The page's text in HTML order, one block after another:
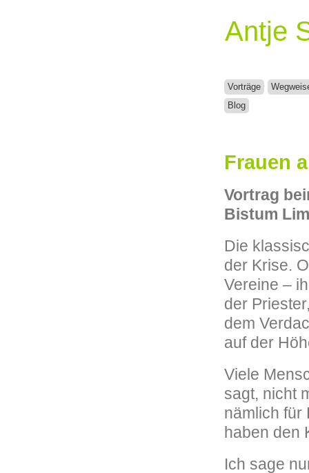
Antje
Vorträge
Blog
Frauen
Vortrag
Bistum
Die
der Krise.
Vereine –
der
dem
auf der
Viele
sagt, nicht
nämlich für
haben den
Ich sage